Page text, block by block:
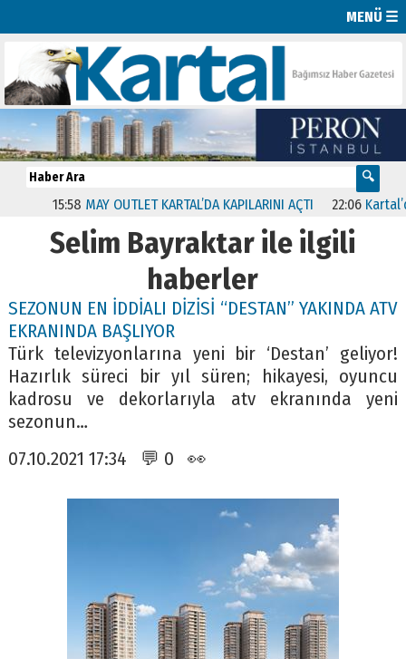
MENÜ ☰
15:58 MAY OUTLET KARTAL’DA KAPILARINI AÇTI 22:06 Kartal’da
Selim Bayraktar ile ilgili
haberler
SEZONUN EN İDDİALI DİZİSİ “DESTAN” YAKINDA ATV
EKRANINDA BAŞLIYOR
Türk televizyonlarına yeni bir ‘Destan’ geliyor!
Hazırlık süreci bir yıl süren; hikayesi, oyuncu
kadrosu ve dekorlarıyla atv ekranında yeni
sezonun…
07.10.2021 17:34 💬 0 👀